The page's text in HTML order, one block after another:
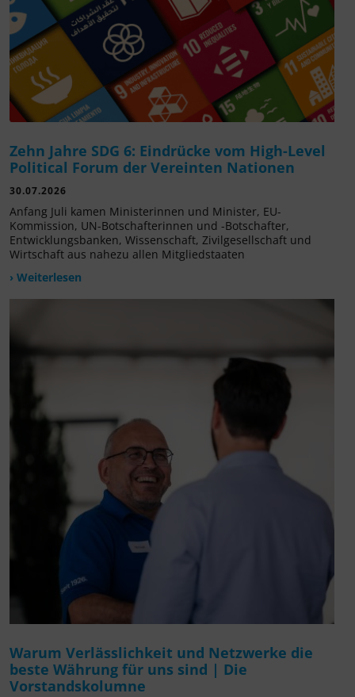
Zehn Jahre SDG 6: Eindrücke vom High-Level
Political Forum der Vereinten Nationen
30.07.2026
Anfang Juli kamen Ministerinnen und Minister, EU-
Kommission, UN-Botschafterinnen und -Botschafter,
Entwicklungsbanken, Wissenschaft, Zivilgesellschaft und
Wirtschaft aus nahezu allen Mitgliedstaaten
› Weiterlesen
Warum Verlässlichkeit und Netzwerke die
beste Währung für uns sind | Die
Vorstandskolumne